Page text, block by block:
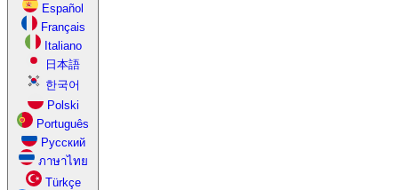
Español
Français
Italiano
日本語
한국어
Polski
Português
Русский
ภาษาไทย
Türkçe